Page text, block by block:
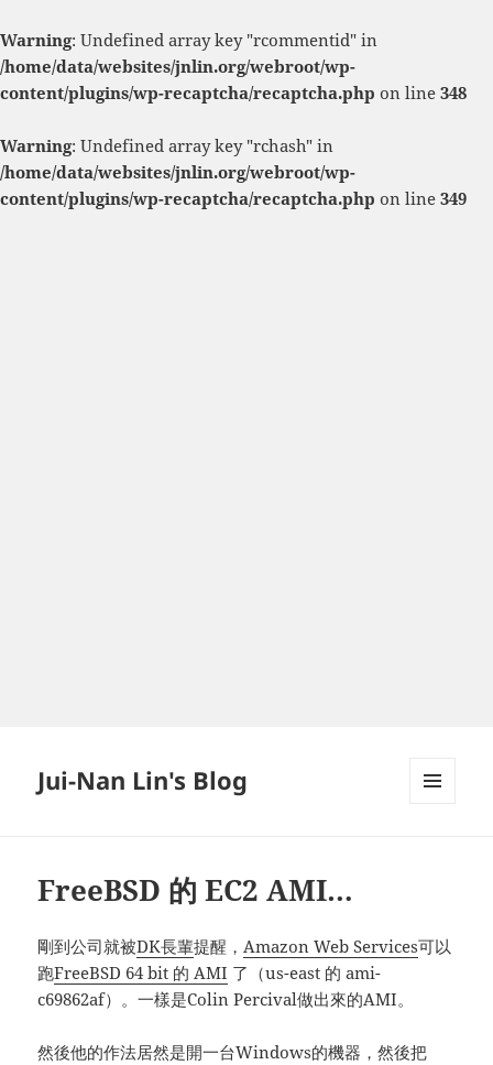
Warning: Undefined array key "rcommentid" in
/home/data/websites/jnlin.org/webroot/wp-
content/plugins/wp-recaptcha/recaptcha.php on line 348
Warning: Undefined array key "rchash" in
/home/data/websites/jnlin.org/webroot/wp-
content/plugins/wp-recaptcha/recaptcha.php on line 349
Jui-Nan Lin's Blog
FreeBSD 的 EC2 AMI…
剛到公司就被DK長輩提醒，Amazon Web Services可以
跑FreeBSD 64 bit 的 AMI 了（us-east 的 ami-
c69862af）。一樣是Colin Percival做出來的AMI。
然後他的作法居然是開一台Windows的機器，然後把